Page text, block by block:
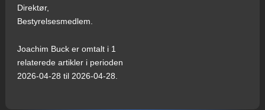
Direktør,
Bestyrelsesmedlem.
Joachim Buck er omtalt i 1
relaterede artikler i perioden
2026-04-28 til 2026-04-28.